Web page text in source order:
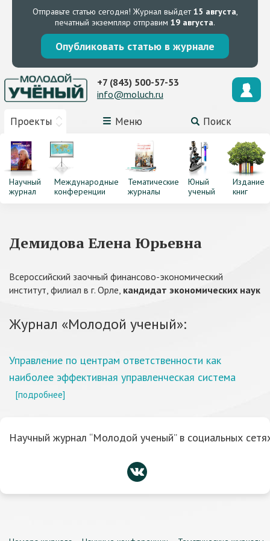
Отправьте статью сегодня! Журнал выйдет15 августа,
печатный экземпляр отправим 19 августа.
Опубликовать статью в журнале
Проекты Меню Поиск
+7 (843) 500-57-53
info@moluch.ru
Научный
журнал
Международные
конференции
Тематические
журналы
Юный
ученый
Издание
книг
Демидова Елена Юрьевна
Всероссийский заочный финансово-экономический
институт, филиал в г. Орле, кандидат экономических наук
Журнал «Молодой ученый»:
Управление по центрам ответственности как
наиболее эффективная управленческая система
[подробнее]
Научный журнал “Молодой ученый” в социальных